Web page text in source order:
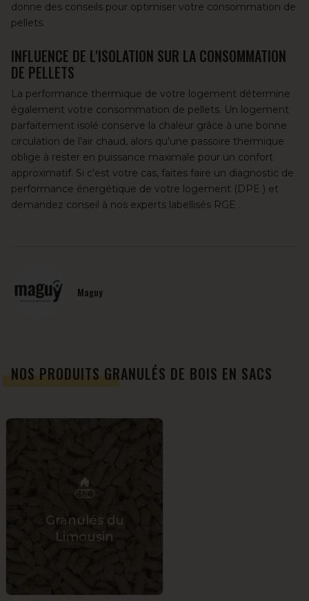
donne des conseils pour optimiser votre consommation de
pellets.
INFLUENCE DE L'ISOLATION SUR LA CONSOMMATION
DE PELLETS
La performance thermique de votre logement détermine
également votre consommation de pellets. Un logement
parfaitement isolé conserve la chaleur grâce à une bonne
circulation de l’air chaud, alors qu’une passoire thermique
oblige à rester en puissance maximale pour un confort
approximatif. Si c’est votre cas, faites faire un diagnostic de
performance énergétique de votre logement (DPE ) et
demandez conseil à nos experts labellisés RGE .
Maguy
NOS PRODUITS GRANULÉS DE BOIS EN SACS
Granulés du
Limousin